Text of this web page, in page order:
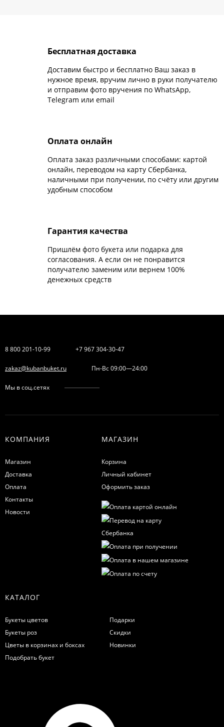
Бесплатная доставка
Доставим быстро и бесплатно Ваш заказ в
нужное время, вручим лично в руки получателю
и отправим фото вручения по WhatsApp,
Telegram или email
Оплата онлайн
Оплата заказ различными способами: картой
онлайн, переводом на карту Сбербанка,
наличными при получении, по счёту или другим
удобным способом
Гарантия качества
Пришлём фото букета или подарка для
согласования. А если он не понравится
получателю заменим или вернем 100%
денежных средств
8 800 201-10-99 +7 967 304-30-47
zakaz@kubanbuket.ru Пн-Вс 09:00—24:00
Мы в соц.сетях
КОМПАНИЯ
Магазин
Доставка
Оплата
Контакты
Новости
МАГАЗИН
Корзина
Личный кабинет
Оформить заказ
КАТАЛОГ
Букеты цветов
Букеты роз
Цветы в корзинах и боксах
Подобрать букет
Подарки
Скидки
Новинки